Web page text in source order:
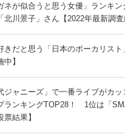
ネが似合うと思う女優」ランキ
北川景子」さん【2022年最新調査
きだと思う「日本のボーカリス
】
ジャニーズ」で一番ライブがカ
ランキングTOP28！ 1位は「
票結果】